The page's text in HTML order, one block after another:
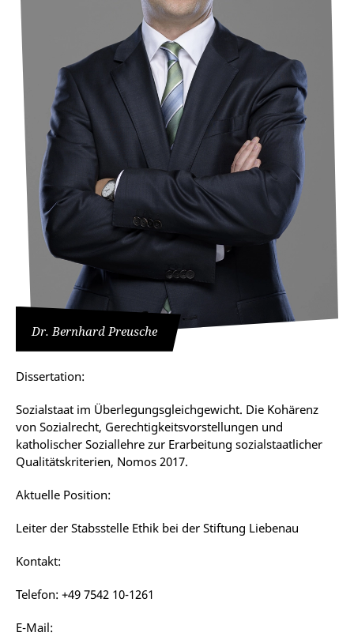
Dr. Bernhard Preusche
Dissertation:
Sozialstaat im Überlegungsgleichgewicht. Die Kohärenz
von Sozialrecht, Gerechtigkeitsvorstellungen und
katholischer Soziallehre zur Erarbeitung sozialstaatlicher
Qualitätskriterien, Nomos 2017.
Aktuelle Position:
Leiter der Stabsstelle Ethik bei der Stiftung Liebenau
Kontakt:
Telefon: +49 7542 10-1261
E-Mail: